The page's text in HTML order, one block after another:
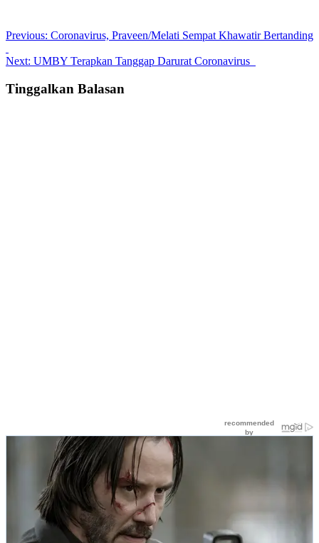
Post
navigation
Previous: Coronavirus, Praveen/Melati Sempat Khawatir Bertanding
Next: UMBY Terapkan Tanggap Darurat Coronavirus
Tinggalkan Balasan